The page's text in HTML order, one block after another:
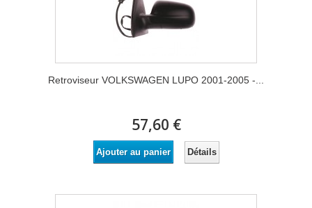
Retroviseur VOLKSWAGEN LUPO 2001-2005 -...
57,60 €
Ajouter au panier Détails